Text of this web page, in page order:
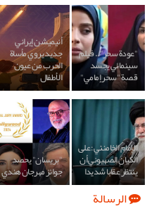
"عودة سحر".. فيلم
سينمائي يجسد
قصة "سحر إمامي"
أنيميشن إيراني
جديد يروي مأساة
الحرب من عيون
الأطفال
الإمام الخامنئي: على
الكيان الصهيوني أن
ينتظر عقابا شديدا
"بريسان" يحصد
جوائز مهرجان هندي
الرسالة